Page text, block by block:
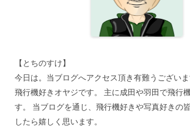
【とちのすけ】
今日は。当ブログへアクセス頂き有難うござい
飛行機好きオヤジです。 主に成田や羽田で飛行
す。 当ブログを通じ、飛行機好きや写真好きの
したら嬉しく思います。